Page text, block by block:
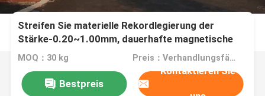
Streifen Sie materielle Rekordlegierung der
Stärke-0.20~1.00mm, dauerhafte magnetische
Legierung 2J32 ab
MOQ：30 kg Preis：Verhandlungsfähig
Bestpreis
Kontaktieren Sie